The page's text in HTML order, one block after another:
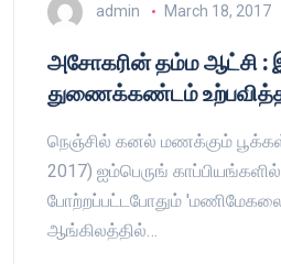
admin March 18, 2017
அசோகரின் தம்ம ஆட்சி :
துணைக்கண்டம் உற்பவித்த
நெஞ்சில் கனல் மணக்கும் பூக்கள்
2017) ஐம்பெருங்
போற்றப்பட்டபோதும் 'மணிமேகலை'
ஆங்கிலத்தில்…